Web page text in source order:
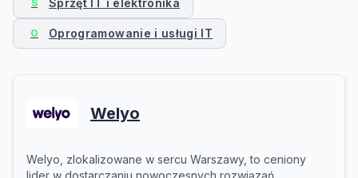
S Sprzęt IT i elektronika
O Oprogramowanie i usługi IT
Welyo
Welyo, zlokalizowane w sercu Warszawy, to ceniony
lider w dostarczaniu nowoczesnych rozwiązań